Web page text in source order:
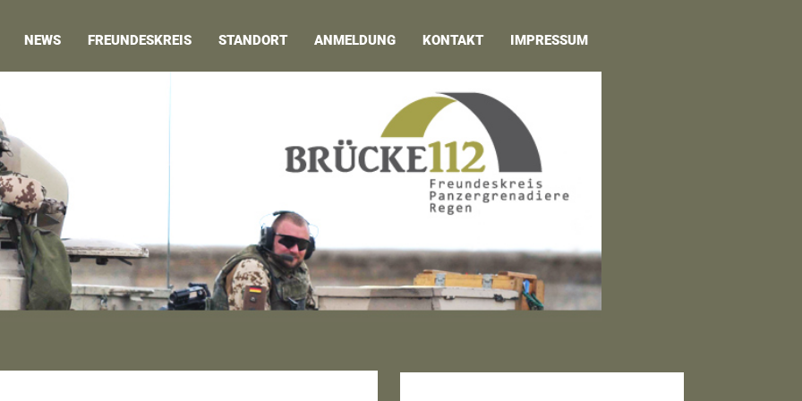
NEWS FREUNDESKREIS STANDORT ANMELDUNG KONTAKT IMPRESSUM